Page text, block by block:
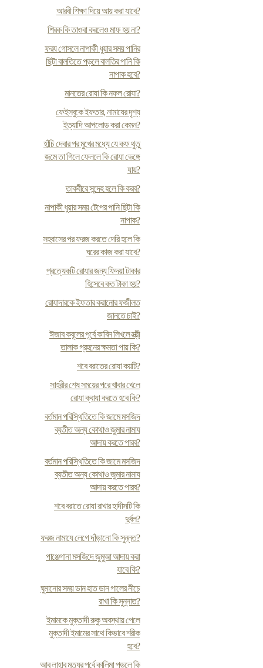
আরবী শিক্ষা দিয়ে আয় করা যাবে?
শিরক কি তাওবা করলেও মাফ হয় না?
ফর‍য গোসলে নাপাকী ধুয়ার সময় পানির
ছিটা বালতিতে পড়লে বালতির পানি কি
নাপাক হবে?
মানতের রোযা কি নফল রোযা?
ফেইসবুকে ইফতার, নামাযের দৃশ্য
ইত্যাদি আপলোড করা কেমন?
হাঁচি দেবার পর মুখের মধ্যে যে কফ থুতু
জমে তা গিলে ফেললে কি রোযা ভেঙ্গে
যায়?
তাকবীরে সন্দেহ হলে কি করব?
নাপাকী ধুয়ার সময় টেপের পানি ছিটা কি
নাপাক?
সহবাসের পর ফরজ করতে দেরি হলে কি
ঘরের কাজ করা যাবে?
প্রত্যেকটি রোযার জন্য ফিদয়া টাকার
হিসেবে কত টাকা হয়?
রোযাদারকে ইফতার করানোর ফজীলত
জানতে চাই?
ঈজাব কবূলের পূর্বে কাবিন লিখলে স্ত্রী
তালাক গ্রহনের ক্ষমতা পায় কি?
শবে বরাতের রোযা কয়টি?
সাহরীর শেষ সময়ের পরে খাবার খেলে
রোযা ক্বাযা করতে হবে কি?
বর্তমান পরিস্থিতিতে কি জামে মসজিদ
ব্যতীত অন্য কোথাও জুমার নামায
আদায় করতে পারব?
বর্তমান পরিস্থিতিতে কি জামে মসজিদ
ব্যতীত অন্য কোথাও জুমার নামায
আদায় করতে পারব?
শবে বরাতে রোযা রাখার হাদীসটি কি
দুর্বল?
ফরজ নামাযে লেগে দাঁড়ানো কি সুন্নত?
পাঞ্জেগানা মসজিদে জুমুআ আদায় করা
যাবে কি?
ঘুমানোর সময় ডান হাত ডান গালের নীচে
রাখা কি সুন্নাত?
ইমামকে মুক্তাদী রুকু অবস্থায় পেলে
মুক্তাদী ইমামের সাথে কিভাবে শরীক
হবে?
আবু লাহাব মৃত্যুর পূর্বে কালিমা পড়লে কি